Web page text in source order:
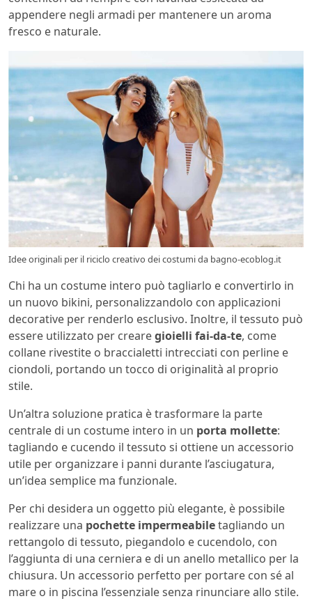
appendere negli armadi per mantenere un aroma
fresco e naturale.
Idee originali per il riciclo creativo dei costumi da bagno-ecoblog.it
Chi ha un costume intero può tagliarlo e convertirlo in
un nuovo bikini, personalizzandolo con applicazioni
decorative per renderlo esclusivo. Inoltre, il tessuto può
essere utilizzato per crearegioielli fai-da-te, come
collane rivestite o braccialetti intrecciati con perline e
ciondoli, portando un tocco di originalità al proprio
stile.
Un’altra soluzione pratica è trasformare la parte
centrale di un costume intero in un porta mollette:
tagliando e cucendo il tessuto si ottiene un accessorio
utile per organizzare i panni durante l’asciugatura,
un’idea semplice ma funzionale.
Per chi desidera un oggetto più elegante, è possibile
realizzare una pochette impermeabiletagliando un
rettangolo di tessuto, piegandolo e cucendolo, con
l’aggiunta di una cerniera e di un anello metallico per la
chiusura. Un accessorio perfetto per portare con sé al
mare o in piscina l’essenziale senza rinunciare allo stile.